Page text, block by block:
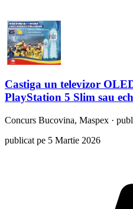
Castiga un televizor
PlayStation 5 Slim sau
Concurs Bucovina, Maspex ·
publicat pe 5 Martie 2026